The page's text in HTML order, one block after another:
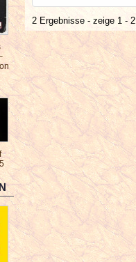
2 Ergebnisse - zeige 1 - 2